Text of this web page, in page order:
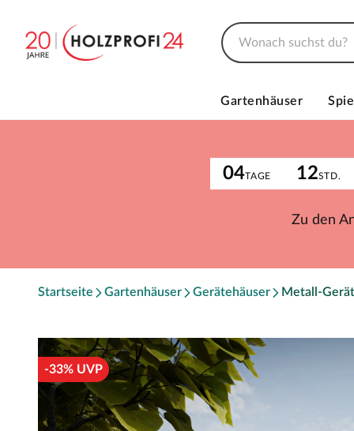
Gartenhäuser
04TAGE 12STD.
Zu den
Startseite Gartenhäuser Gerätehäuser Metall-
-33% UVP